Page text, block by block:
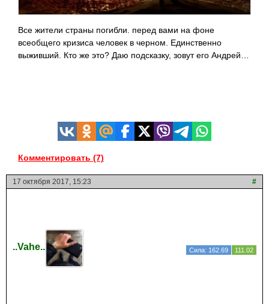
Все жители страны погибли. перед вами на фоне
всеобщего кризиса человек в черном. Единственно
выживший. Кто же это? Даю подсказку, зовут его Андрей…
Комментировать (7)
17 октября 2017, 15:23 #
..Vahe.. Сила: 162.69 111.02